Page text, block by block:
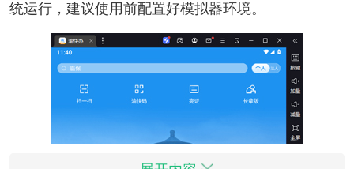
统运行，建议使用前配置好模拟器环境。